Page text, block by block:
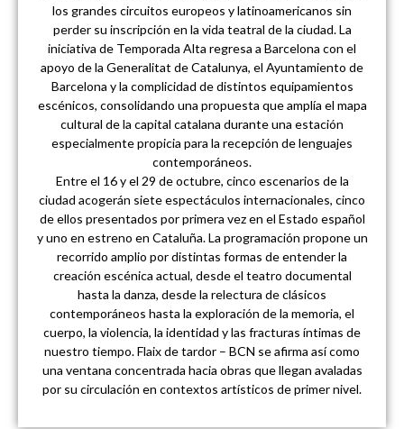
los grandes circuitos europeos y latinoamericanos sin
perder su inscripción en la vida teatral de la ciudad. La
iniciativa de Temporada Alta regresa a Barcelona con el
apoyo de la Generalitat de Catalunya, el Ayuntamiento de
Barcelona y la complicidad de distintos equipamientos
escénicos, consolidando una propuesta que amplía el mapa
cultural de la capital catalana durante una estación
especialmente propicia para la recepción de lenguajes
contemporáneos.
Entre el 16 y el 29 de octubre, cinco escenarios de la
ciudad acogerán siete espectáculos internacionales, cinco
de ellos presentados por primera vez en el Estado español
y uno en estreno en Cataluña. La programación propone un
recorrido amplio por distintas formas de entender la
creación escénica actual, desde el teatro documental
hasta la danza, desde la relectura de clásicos
contemporáneos hasta la exploración de la memoria, el
cuerpo, la violencia, la identidad y las fracturas íntimas de
nuestro tiempo. Flaix de tardor – BCN se afirma así como
una ventana concentrada hacia obras que llegan avaladas
por su circulación en contextos artísticos de primer nivel.